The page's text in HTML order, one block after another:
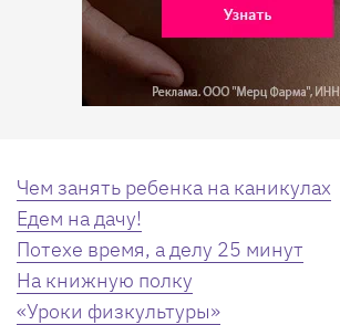
Чем занять ребенка на каникулах
Едем на дачу!
Потехе время, а делу 25 минут
На книжную полку
«Уроки физкультуры»